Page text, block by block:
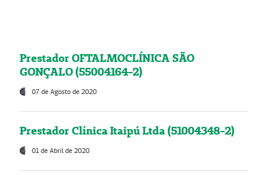
Prestador OFTALMOCLÍNICA SÃO
GONÇALO (55004164-2)
07 de Agosto de 2020
Prestador Clínica Itaipú Ltda (51004348-2)
01 de Abril de 2020